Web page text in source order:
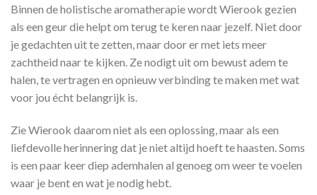
Binnen de holistische aromatherapie wordt Wierook gezien
als een geur die helpt om terug te keren naar jezelf. Niet door
je gedachten uit te zetten, maar door er met iets meer
zachtheid naar te kijken. Ze nodigt uit om bewust adem te
halen, te vertragen en opnieuw verbinding te maken met wat
voor jou écht belangrijk is.
Zie Wierook daarom niet als een oplossing, maar als een
liefdevolle herinnering dat je niet altijd hoeft te haasten. Soms
is een paar keer diep ademhalen al genoeg om weer te voelen
waar je bent en wat je nodig hebt.